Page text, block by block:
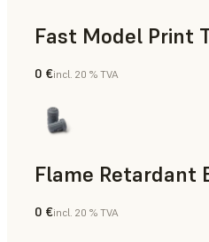
Fast Model Print
Résine standard
0 €incl. 20 % TVA
Ingénierie
0 €incl. 20 % TVA